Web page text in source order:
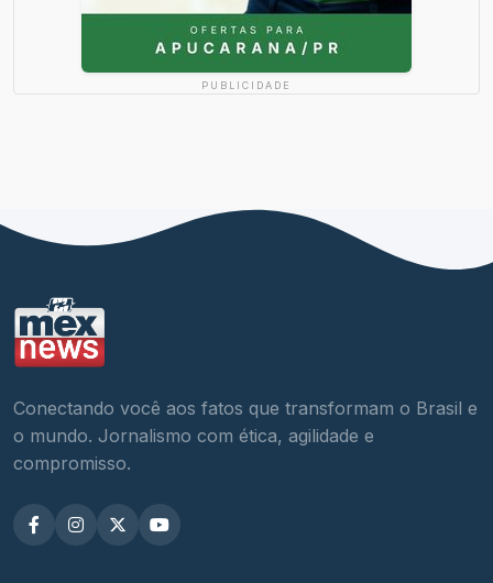
PUBLICIDADE
Conectando você aos fatos que transformam o Brasil e
o mundo. Jornalismo com ética, agilidade e
compromisso.